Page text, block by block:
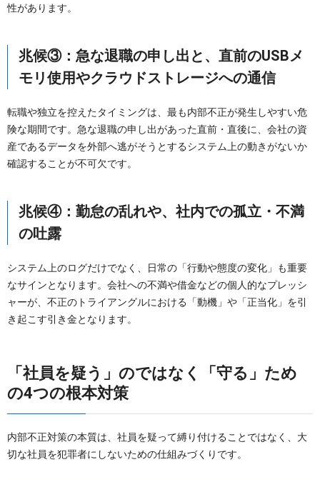
性があります。
兆候③：急な退職の申し出と、直前のUSBメ
モリ使用やクラウドストレージへの通信
転職や独立を控えたタイミングは、最も内部不正が発生しやすい危
険な期間です。急な退職の申し出があった直前・直後に、会社の資
産であるデータを外部へ逃がそうとするシステム上の動きがないか
確認することが不可欠です。
兆候④：勤怠の乱れや、社内での孤立・不満
の吐露
システム上のログだけでなく、日常の「行動や態度の変化」も重要
なサインとなります。会社への不満や借金などの個人的なプレッシ
ャーが、不正のトライアングルにおける「動機」や「正当化」を引
き起こす引き金となります。
「社員を疑う」のではなく「守る」ため
の4つの根本対策
内部不正対策の本質は、社員を疑って縛り付けることではなく、大
切な社員を犯罪者にしないための仕組みづくりです。